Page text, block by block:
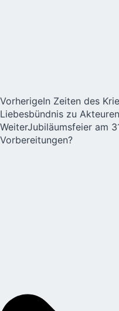
VorherigeIn Zeiten des
Liebesbündnis zu
WeiterJubiläumsfeier am
Vorbereitungen?